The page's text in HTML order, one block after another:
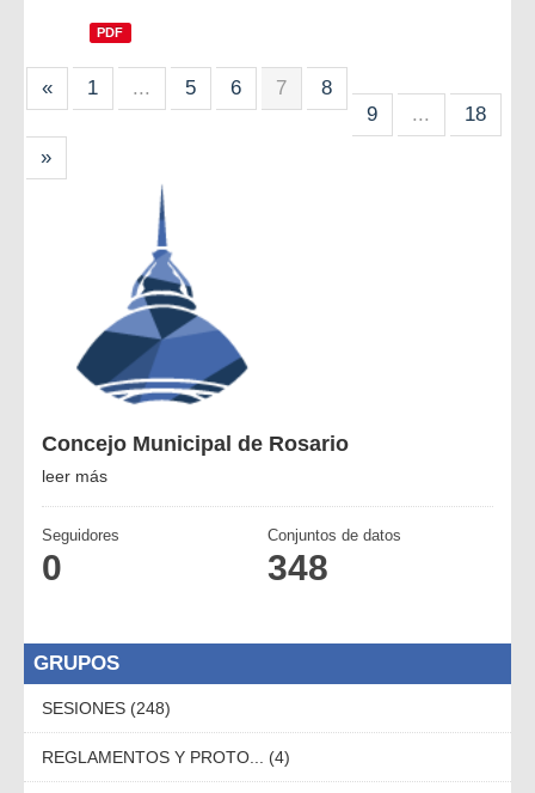
PDF
« 1 ... 5 6 7
8
9
...
18
»
Concejo Municipal de Rosario
leer más
Seguidores
0
Conjuntos de datos
348
GRUPOS
SESIONES (248)
REGLAMENTOS Y PROTO... (4)